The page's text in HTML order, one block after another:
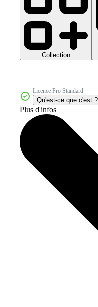
Collection
Licence Pro Standard
Qu'est-ce que c'est ?
Plus d'infos